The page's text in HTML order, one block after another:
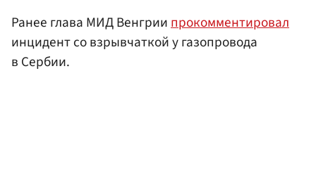
Ранее глава МИД Венгриипрокомментировал
инцидент со взрывчаткой у газопровода
в Сербии.